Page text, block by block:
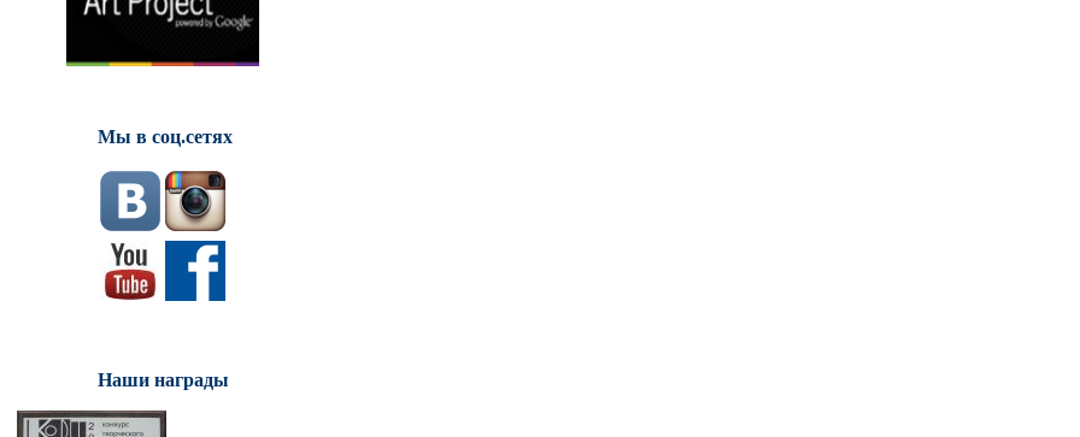
Мы в соц.сетях
Наши награды